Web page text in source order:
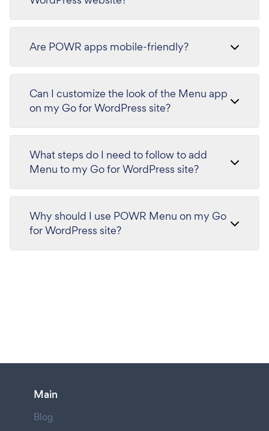
Are POWR apps mobile-friendly?
Can I customize the look of the Menu app
on my Go for WordPress site?
What steps do I need to follow to add
Menu to my Go for WordPress site?
Why should I use POWR Menu on my Go
for WordPress site?
Main
Blog